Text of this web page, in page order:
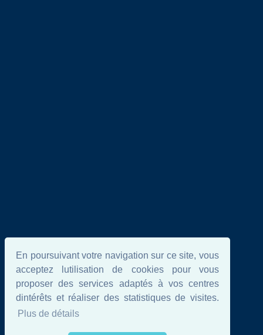
En poursuivant votre navigation sur ce site, vous
acceptez lutilisation de cookies pour vous
proposer des services adaptés à vos centres
dintérêts et réaliser des statistiques de visites.
Plus de détails